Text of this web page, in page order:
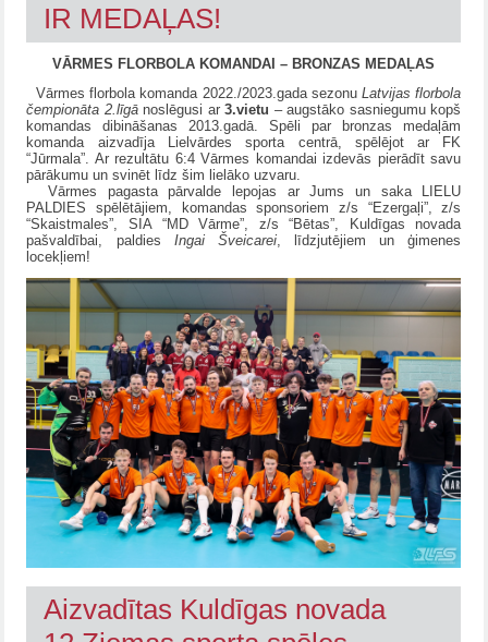
IR MEDAĻAS!
VĀRMES FLORBOLA KOMANDAI – BRONZAS MEDAĻAS
Vārmes florbola komanda 2022./2023.gada sezonuLatvijas florbola
čempionāta 2.līgānoslēgusi ar3.vietu – augstāko sasniegumu kopš
komandas dibināšanas 2013.gadā. Spēli par bronzas medaļām
komanda aizvadīja Lielvārdes sporta centrā, spēlējot ar FK
“Jūrmala”. Ar rezultātu 6:4 Vārmes komandai izdevās pierādīt savu
pārākumu un svinēt līdz šim lielāko uzvaru.
Vārmes pagasta pārvalde lepojas ar Jums un saka LIELU
PALDIES spēlētājiem, komandas sponsoriem z/s “Ezergaļi”, z/s
“Skaistmales”, SIA “MD Vārme”, z/s “Bētas”, Kuldīgas novada
pašvaldībai, paldies Ingai Šveicarei, līdzjutējiem un ģimenes
locekļiem!
Aizvadītas Kuldīgas novada